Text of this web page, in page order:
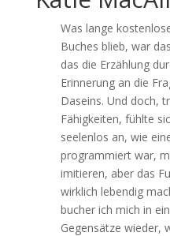
Was lange
Buches blieb, war
das die Erzählung
Erinnerung an die
Daseins. Und doch,
Fähigkeiten, fühlte
seelenlos an, wie
programmiert war,
imitieren, aber das
wirklich lebendig
bucher ich mich in
Gegensätze wieder,